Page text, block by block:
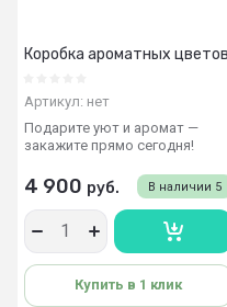
Коробка ароматных цветов
Артикул: нет
Подарите уют и аромат —
закажите прямо сегодня!
В наличии 5
4 900 руб.
Купить в 1 клик